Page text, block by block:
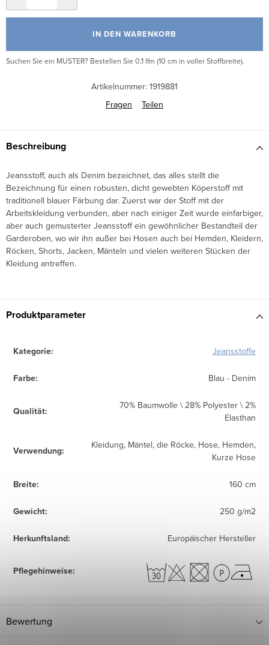
IN DEN WARENKORB
Suchen Sie ein MUSTER? Bestellen Sie 0,1 lfm (10 cm in voller Stoffbreite).
Artikelnummer: 1919881
Fragen
Teilen
Beschreibung
Jeansstoff, auch als Denim bezeichnet, das alles stellt die
Bezeichnung für einen robusten, dicht gewebten Köperstoff mit
traditionell blauer Färbung dar. Zuerst war der Stoff mit der
Arbeitskleidung verbunden, aber nach einiger Zeit wurde einfarbiger,
aber auch gemusterter Jeansstoff ein gewöhnlicher Bestandteil der
Garderoben, wo wir ihn außer bei Hosen auch bei Hemden, Kleidern,
Röcken, Shorts, Jacken, Mänteln und vielen weiteren Stücken der
Kleidung antreffen.
Produktparameter
Kategorie: Jeansstoffe
Farbe: Blau - Denim
Qualität:
70% Baumwolle \ 28% Polyester \ 2%
Elasthan
Verwendung:
Kleidung, Mäntel, die Röcke, Hose, Hemden,
Kurze Hose
Breite: 160 cm
Gewicht: 250 g/m2
Herkunftsland: Europäischer Hersteller
Pflegehinweise:
Bewertung